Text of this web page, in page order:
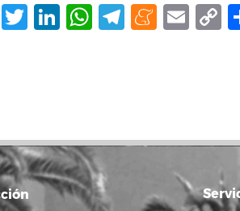
Facebook
Twitter
LinkedIn
WhatsApp